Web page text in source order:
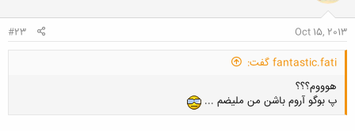
Oct 15, 2013
#23
fantastic.fati گفت:
هوووم؟؟؟
پ بوگو آروم باشن من ملیضم ...